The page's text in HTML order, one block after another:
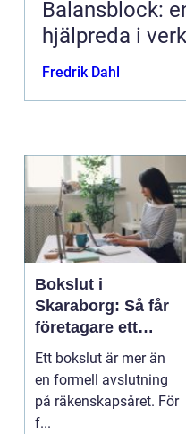
Balansblock:
hjälpreda i
Fredrik Dahl
Bokslut i
Skaraborg: Så får
företagare ett
tryggt avslut på
året
Ett bokslut är mer än
en formell avslutning
på räkenskapsåret. För
f...